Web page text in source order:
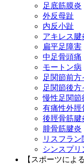
足底筋膜炎
外反母趾
内反小趾
アキレス腱
扁平足障害
中足骨頭痛
モートン病
足関節前方
足関節後方
慢性足関節
有痛性外脛
後脛骨筋腱
腓骨筋腱炎
リスフラン
シンスプリ
【スポーツによ